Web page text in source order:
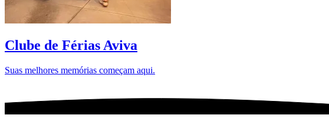
Clube de Férias Aviva
Suas melhores memórias começam aqui.